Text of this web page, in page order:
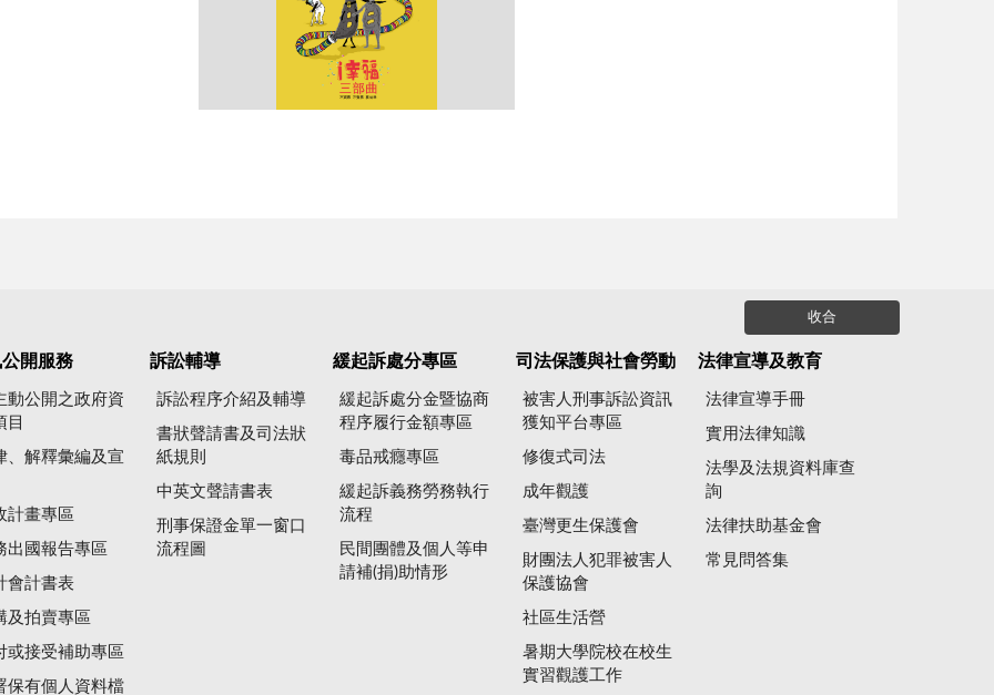
收合
開服務
動公開之政府資
目
、解釋彙編及宣
計畫專區
出國報告專區
會計書表
及拍賣專區
或接受補助專區
保有個人資料檔
訴訟輔導
訴訟程序介紹及輔導
書狀聲請書及司法狀
紙規則
中英文聲請書表
刑事保證金單一窗口
流程圖
緩起訴處分專區
緩起訴處分金暨協商
程序履行金額專區
毒品戒癮專區
緩起訴義務勞務執行
流程
民間團體及個人等申
請補(捐)助情形
司法保護與社會勞動
被害人刑事訴訟資訊
獲知平台專區
修復式司法
成年觀護
臺灣更生保護會
財團法人犯罪被害人
保護協會
社區生活營
暑期大學院校在校生
實習觀護工作
法律宣導及教育
法律宣導手冊
實用法律知識
法學及法規資料庫查
詢
法律扶助基金會
常見問答集